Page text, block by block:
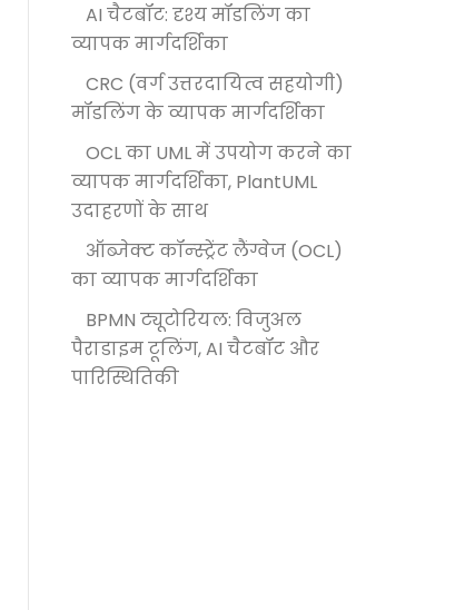
AI चैटबॉट: दृश्य मॉडलिंग का
व्यापक मार्गदर्शिका
CRC (वर्ग उत्तरदायित्व सहयोगी)
मॉडलिंग के व्यापक मार्गदर्शिका
OCL का UML में उपयोग करने का
व्यापक मार्गदर्शिका, PlantUML
उदाहरणों के साथ
ऑब्जेक्ट कॉन्स्ट्रेंट लैंग्वेज (OCL)
का व्यापक मार्गदर्शिका
BPMN ट्यूटोरियल: विजुअल
पैराडाइम टूलिंग, AI चैटबॉट और
पारिस्थितिकी